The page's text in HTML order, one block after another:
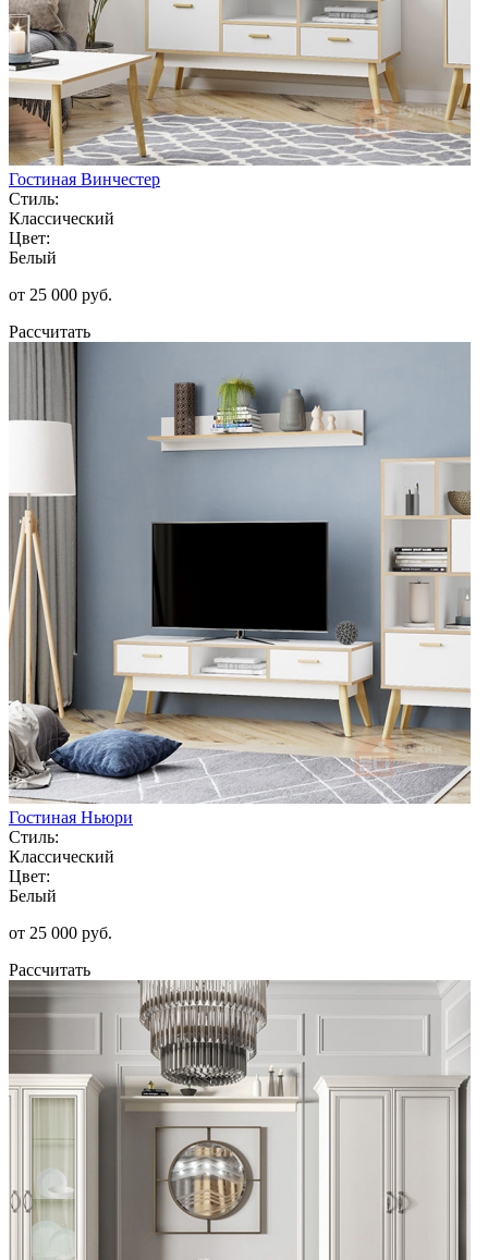
Гостиная Винчестер
Стиль:
Классический
Цвет:
Белый
от 25 000 руб.
Рассчитать
Гостиная Ньюри
Стиль:
Классический
Цвет:
Белый
от 25 000 руб.
Рассчитать